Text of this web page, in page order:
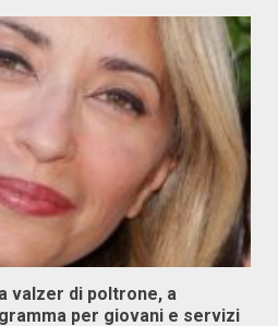
valzer di poltrone, a
per giovani e servizi